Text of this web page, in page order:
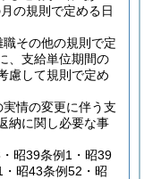
の規則で定める日
その他の規則で定
、支給単位期間の
慮して規則で定め
情の変更に伴う支
納に関し必要な事
昭39条例1・昭39
昭43条例52・昭